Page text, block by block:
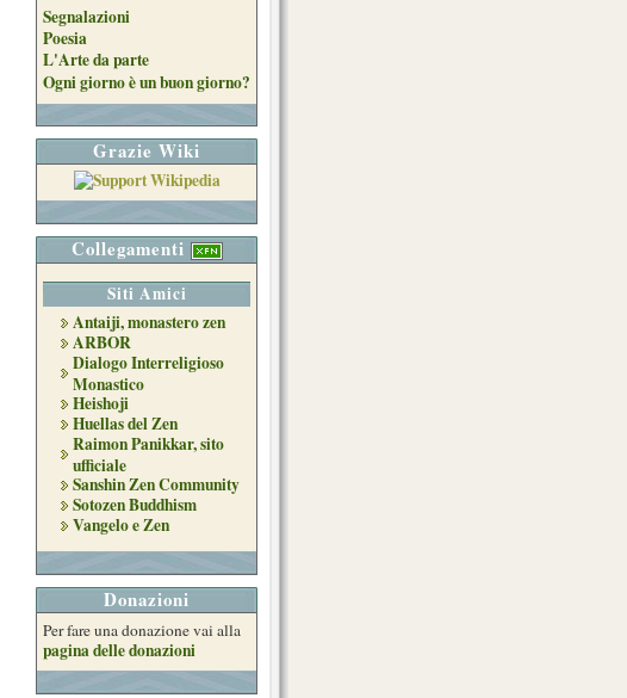
Segnalazioni
Poesia
L'Arte da parte
Ogni giorno è un buon giorno?
Grazie Wiki
Collegamenti
Siti Amici
Antaiji, monastero zen
ARBOR
Dialogo Interreligioso
Monastico
Heishoji
Huellas del Zen
Raimon Panikkar, sito
ufficiale
Sanshin Zen Community
Sotozen Buddhism
Vangelo e Zen
Donazioni
Per fare una donazione vai alla
pagina delle donazioni